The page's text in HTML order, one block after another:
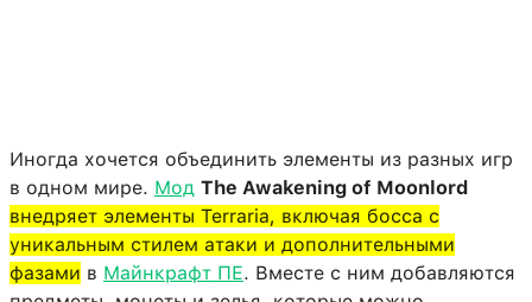
Иногда хочется объединить элементы из разных игр
в одном мире. Мод The Awakening of Moonlord
внедряет элементы Terraria, включая босса с
уникальным стилем атаки и дополнительными
фазами в Майнкрафт ПЕ. Вместе с ним добавляются